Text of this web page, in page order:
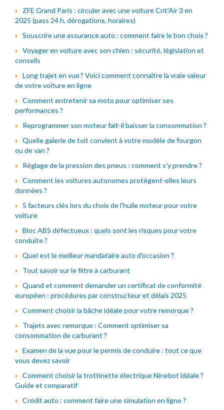
ZFE Grand Paris : circuler avec une voiture Crit'Air 3 en
2025 (pass 24 h, dérogations, horaires)
Souscrire une assurance auto : comment faire le bon choix ?
Voyager en voiture avec son chien : sécurité, législation et
conseils
Long trajet en vue ? Voici comment connaître la vraie valeur
de votre voiture en ligne
Comment entretenir sa moto pour optimiser ses
performances ?
Reprogrammer son moteur fait-il baisser la consommation ?
Quelle galerie de toit convient à votre modèle de fourgon
ou de van ?
Réglage de la pression des pneus : comment s'y prendre ?
Comment les voitures autonomes protègent-elles leurs
données ?
5 facteurs clés lors du choix de l'huile moteur pour votre
voiture
Bloc ABS défectueux : quels sont les risques pour votre
conduite ?
Quel est le meilleur mandataire auto d'occasion ?
Tout savoir sur le filtre à carburant
Quand et comment demander un certificat de conformité
européen : procédures par constructeur et délais 2025
Comment choisir la bâche idéale pour votre remorque ?
Trajets avec remorque : Comment optimiser sa
consommation de carburant ?
Examen de la vue pour le permis de conduire : tout ce que
vous devez savoir
Comment choisir la trottinette électrique Ninebot idéale ?
Guide et comparatif
Crédit auto : comment faire une simulation en ligne ?